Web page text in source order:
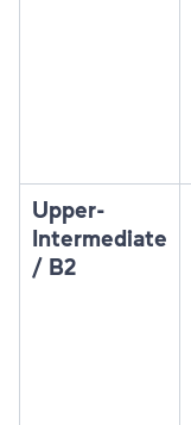
Upper-
Intermediate
/ B2